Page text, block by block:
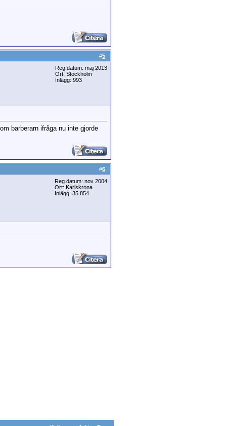
#5
Reg.datum: maj 2013
Ort: Stockholm
Inlägg: 993
barberarn ifråga nu inte gjorde
#6
Reg.datum: nov 2004
Ort: Karlskrona
Inlägg: 35 854